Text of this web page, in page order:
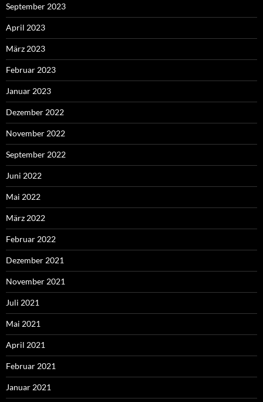
September 2023
April 2023
März 2023
Februar 2023
Januar 2023
Dezember 2022
November 2022
September 2022
Juni 2022
Mai 2022
März 2022
Februar 2022
Dezember 2021
November 2021
Juli 2021
Mai 2021
April 2021
Februar 2021
Januar 2021